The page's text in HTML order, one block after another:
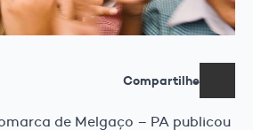
Compartilhe
de Melgaço – PA publicou